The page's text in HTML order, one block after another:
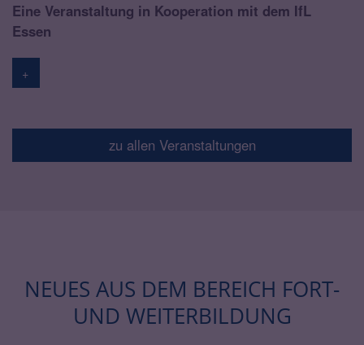
Eine Veranstaltung in Kooperation mit dem IfL
Essen
+
zu allen Veranstaltungen
NEUES AUS DEM BEREICH FORT-
UND WEITERBILDUNG